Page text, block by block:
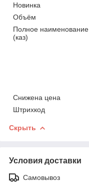
Новинка
Объём
Полное наименование
(каз)
Снижена цена
Штрихкод
Скрыть
Условия доставки
Самовывоз